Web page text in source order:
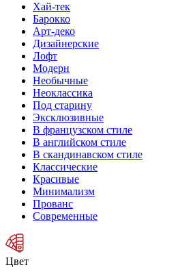
Хай-тек
Барокко
Арт-деко
Дизайнерские
Лофт
Модерн
Необычные
Неоклассика
Под старину
Эксклюзивные
В французском стиле
В английском стиле
В скандинавском стиле
Классические
Красивые
Минимализм
Прованс
Современные
Цвет